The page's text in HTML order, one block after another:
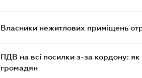
Власники нежитлових приміщень
ПДВ на всі посилки з-за кордону: як
громадян